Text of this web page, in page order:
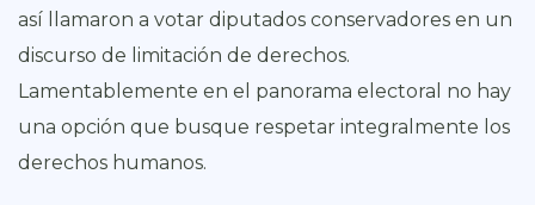
así llamaron a votar diputados conservadores en un
discurso de limitación de derechos.
Lamentablemente en el panorama electoral no hay
una opción que busque respetar integralmente los
derechos humanos.